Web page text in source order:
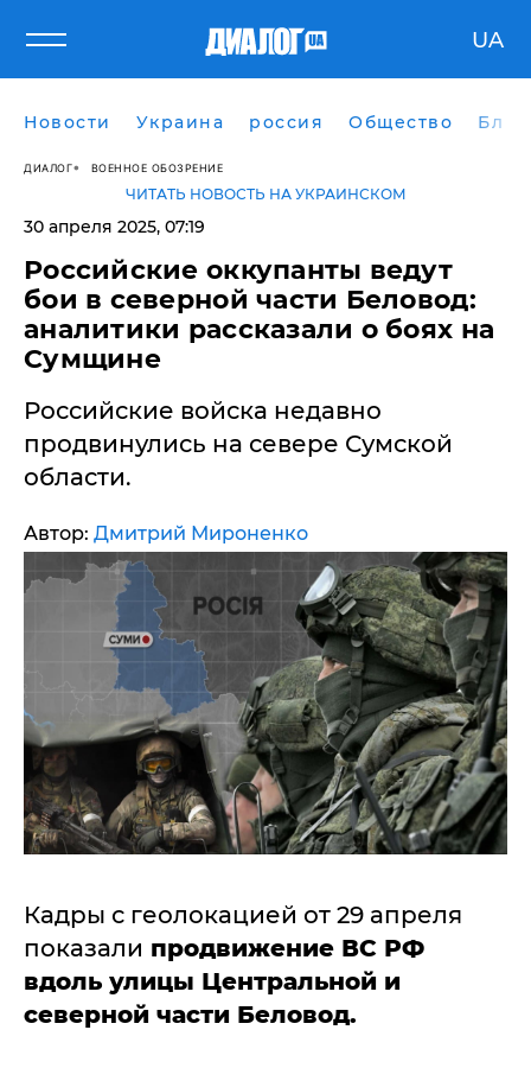
UA
Новости Украина россия Общество
ДИАЛОГ ВОЕННОЕ ОБОЗРЕНИЕ
ЧИТАТЬ НОВОСТЬ НА УКРАИНСКОМ
30 апреля 2025, 07:19
Российские оккупанты ведут
бои в северной части Беловод:
аналитики рассказали о боях на
Сумщине
Российские войска недавно
продвинулись на севере Сумской
области.
Автор: Дмитрий Мироненко
Кадры с геолокацией от 29 апреля
показали продвижение ВС РФ
вдоль улицы Центральной и
северной части Беловод.